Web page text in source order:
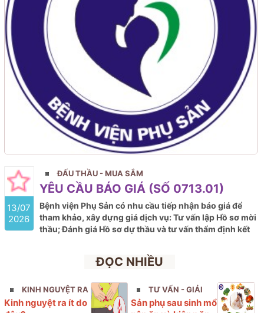
13/07
2026
ĐẤU THẦU - MUA SẮM
YÊU CẦU BÁO GIÁ (SỐ 0713.01)
Bệnh viện Phụ Sản có nhu cầu tiếp nhận báo giá để
tham khảo, xây dựng giá dịch vụ: Tư vấn lập Hồ sơ mời
thầu; Đánh giá Hồ sơ dự thầu và tư vấn thẩm định kết
xin thuộc kế hoạch lựa chọn nhà thầu cung cấp thuốc
của Bệnh viện Phụ sản Hải Phòng năm 2026 (lần 9)
ĐỌC NHIỀU
KINH NGUYỆT RA
ÍT
Kinh nguyệt ra ít do
TƯ VẤN - GIẢI
ĐÁP
Sản phụ sau sinh mổ